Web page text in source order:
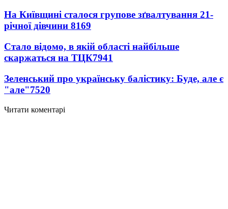
На Київщині сталося групове зґвалтування 21-
річної дівчини 8169
Стало відомо, в якій області найбільше
скаржаться на ТЦК7941
Зеленський про українську балістику: Буде, але є
"але"7520
Читати коментарі